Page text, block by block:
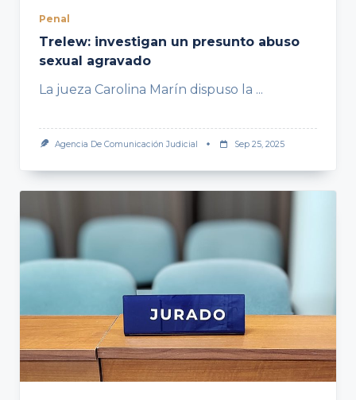
Penal
Trelew: investigan un presunto abuso
sexual agravado
La jueza Carolina Marín dispuso la ...
Agencia De Comunicación Judicial Sep 25, 2025